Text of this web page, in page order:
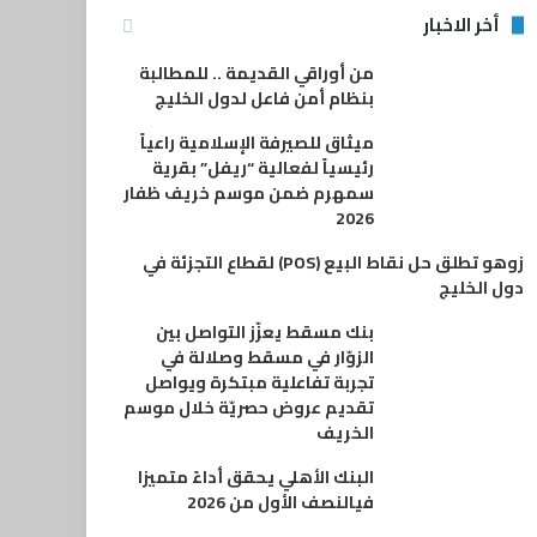
أخر الاخبار
من أوراقي القديمة .. للمطالبة
بنظام أمن فاعل لدول الخليج
ميثاق للصيرفة الإسلامية راعياً
رئيسياً لفعالية “ريفل” بقرية
سمهرم ضمن موسم خريف ظفار
2026
زوهو تطلق حل نقاط البيع (POS) لقطاع التجزئة في
دول الخليج
بنك مسقط يعزّز التواصل بين
الزوّار في مسقط وصلالة في
تجربة تفاعلية مبتكرة ويواصل
تقديم عروض حصريّة خلال موسم
الخريف
البنك الأهلي يحقق أداءً متميزا
فيالنصف الأول من 2026